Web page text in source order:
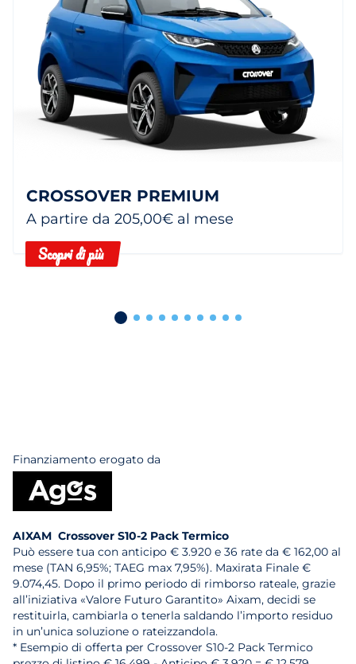
CROSSOVER PREMIUM
A partire da 205,00€ al mese
Scopri di più
Finanziamento erogato da
AIXAM Crossover S10-2 Pack Termico
Può essere tua con anticipo € 3.920 e 36 rate da € 162,00 al
mese (TAN 6,95%; TAEG max 7,95%). Maxirata Finale €
9.074,45. Dopo il primo periodo di rimborso rateale, grazie
all’iniziativa «Valore Futuro Garantito» Aixam, decidi se
restituirla, cambiarla o tenerla saldando l’importo residuo
in un’unica soluzione o rateizzandola.
* Esempio di offerta per Crossover S10-2 Pack Termico